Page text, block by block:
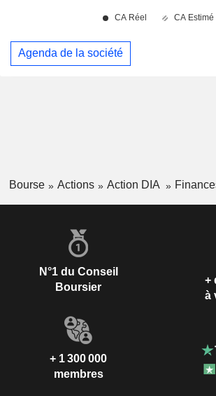
Agenda de la société
Bourse Actions Action DIA
N°1 du Conseil
Boursier
+
à
+ 1 300 000
membres